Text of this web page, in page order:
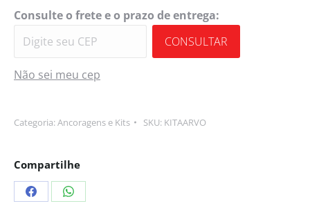
Consulte o frete e o prazo de entrega:
CONSULTAR
Não sei meu cep
Categoria:Ancoragens e Kits SKU: KITAARVO
Compartilhe